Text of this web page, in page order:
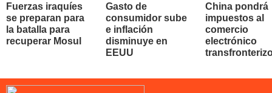
Fuerzas iraquíes
se preparan para
la batalla para
recuperar Mosul
Gasto de
consumidor sube
e inflación
disminuye en
EEUU
China pondrá
impuestos al
comercio
electrónico